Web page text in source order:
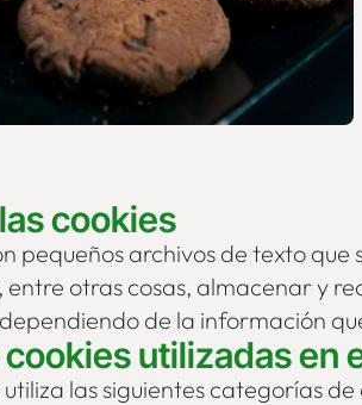
cookies
pequeños archivos de texto
entre otras cosas, almacenar y
de la información
utilizadas en
las siguientes categorías de